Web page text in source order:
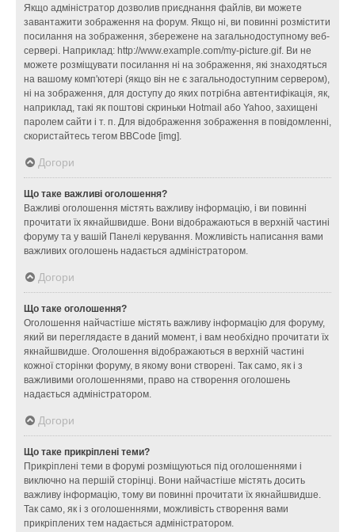
Якщо адміністратор дозволив приєднання файлів, ви можете
завантажити зображення на форум. Якщо ні, ви повинні розмістити
посилання на зображення, збережене на загальнодоступному веб-
сервері. Наприклад: http://www.example.com/my-picture.gif. Ви не
можете розміщувати посилання ні на зображення, які знаходяться
на вашому комп'ютері (якщо він не є загальнодоступним сервером),
ні на зображення, для доступу до яких потрібна автентифікація, як,
наприклад, такі як поштові скриньки Hotmail або Yahoo, захищені
паролем сайти і т. п. Для відображення зображення в повідомленні,
скористайтесь тегом BBCode [img].
Догори
Що таке важливі оголошення?
Важливі оголошення містять важливу інформацію, і ви повинні
прочитати їх якнайшвидше. Вони відображаються в верхній частині
форуму та у вашій Панелі керування. Можливість написання вами
важливих оголошень надається адміністратором.
Догори
Що таке оголошення?
Оголошення найчастіше містять важливу інформацію для форуму,
який ви переглядаєте в даний момент, і вам необхідно прочитати їх
якнайшвидше. Оголошення відображаються в верхній частині
кожної сторінки форуму, в якому вони створені. Так само, як і з
важливими оголошеннями, право на створення оголошень
надається адміністратором.
Догори
Що таке прикріплені теми?
Прикріплені теми в форумі розміщуються під оголошеннями і
виключно на першій сторінці. Вони найчастіше містять досить
важливу інформацію, тому ви повинні прочитати їх якнайшвидше.
Так само, як і з оголошеннями, можливість створення вами
прикріплених тем надається адміністратором.